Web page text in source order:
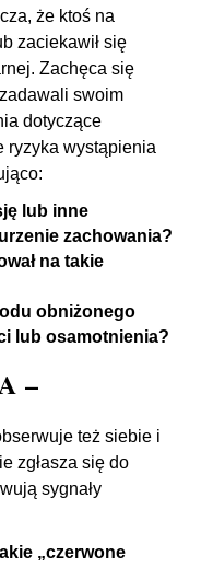
że ktoś na
zaciekawił się
Zachęca się
swoim
dotyczące
ryzyka wystąpienia
lub inne
zachowania?
na takie
obniżonego
lub osamotnienia?
–
też siebie i
zgłasza się do
sygnały
„czerwone